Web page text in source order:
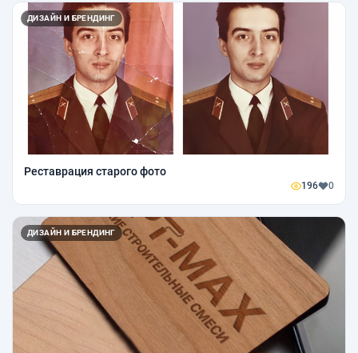
ДИЗАЙН И БРЕНДИНГ
Реставрация старого фото
196 0
ДИЗАЙН И БРЕНДИНГ